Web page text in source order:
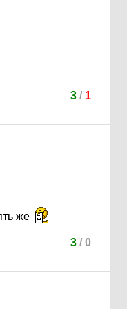
3/ 1
же
3/ 0